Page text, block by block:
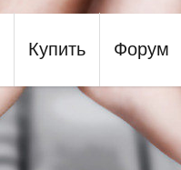
Купить Форум